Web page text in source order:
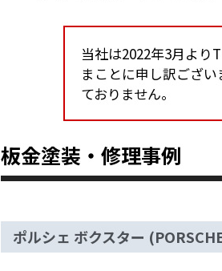
当社は2022年3月より
まことに申し訳ござ
ておりません。
板金塗装・修理事例
ポルシェ ボクスター